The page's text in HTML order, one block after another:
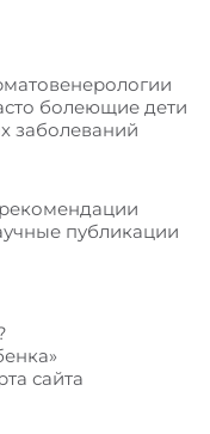
Вопрос-ответ
болеющие дети
заболеваний
публикации